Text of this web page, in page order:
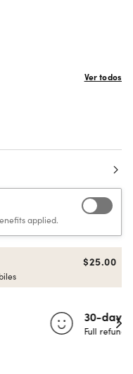
Ver todos
applied.
$25.00
30 days